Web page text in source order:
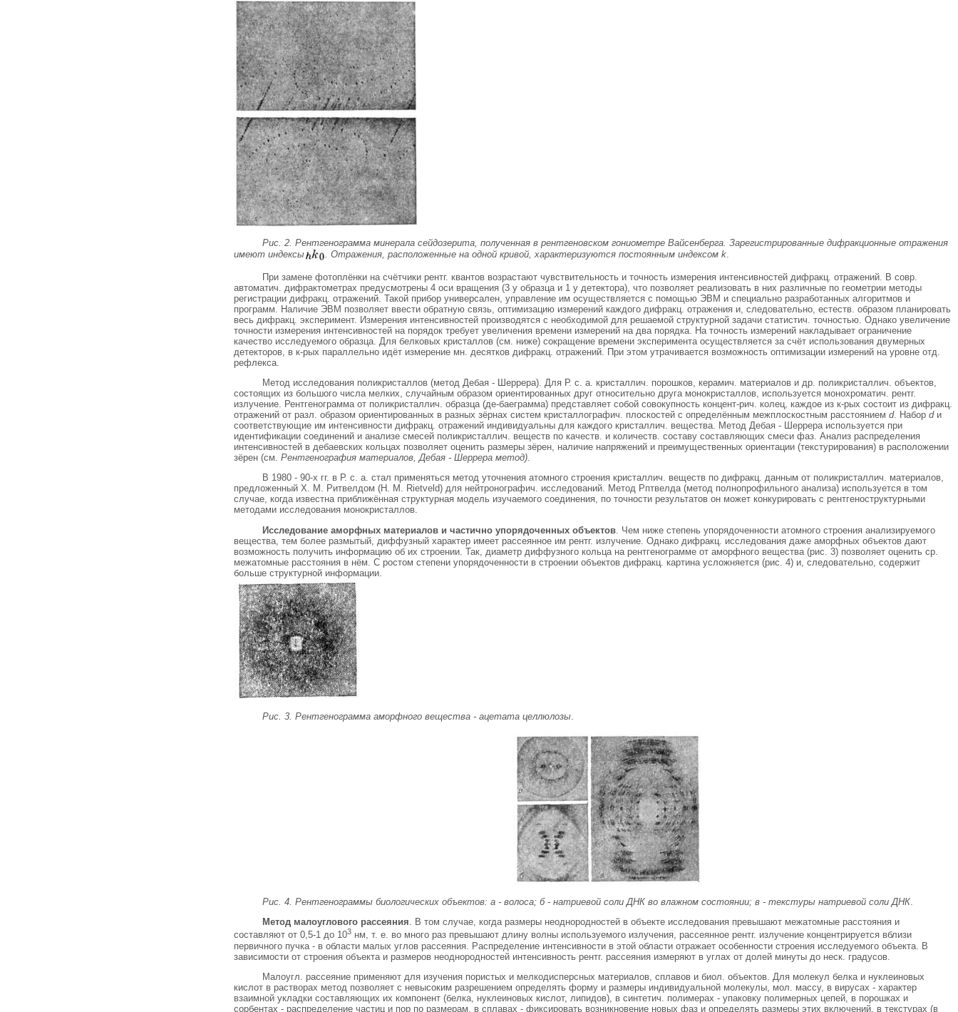
Рис. 2. Рентгенограмма минерала сейдозерита, полученная в рентгеновском гониометре Вайсенберга. Зарегистрированные дифракционные отражения
имеют индексы
. Отражения, расположенные на одной кривой, характеризуются постоянным индексом k.
При замене фотоплёнки на счётчики рентг. квантов возрастают чувствительность и точность измерения интенсивностей дифракц. отражений. В совр.
автоматич. дифрактометрах предусмотрены 4 оси вращения (3 у образца и 1 у детектора), что позволяет реализовать в них различные по геометрии методы
регистрации дифракц. отражений. Такой прибор универсален, управление им осуществляется с помощью ЭВМ и специально разработанных алгоритмов и
программ. Наличие ЭВМ позволяет ввести обратную связь, оптимизацию измерений каждого дифракц. отражения и, следовательно, естеств. образом планировать
весь дифракц. эксперимент. Измерения интенсивностей производятся с необходимой для решаемой структурной задачи статистич. точностью. Однако увеличение
точности измерения интенсивностей на порядок требует увеличения времени измерений на два порядка. На точность измерений накладывает ограничение
качество исследуемого образца. Для белковых кристаллов (см. ниже) сокращение времени эксперимента осуществляется за счёт использования двумерных
детекторов, в к-рых параллельно идёт измерение мн. десятков дифракц. отражений. При этом утрачивается возможность оптимизации измерений на уровне отд.
рефлекса.
Метод исследования поликристаллов (метод Дебая - Шеррера). Для Р. с. а. кристаллич. порошков, керамич. материалов и др. поликристаллич. объектов,
состоящих из большого числа мелких, случайным образом ориентированных друг относительно друга монокристаллов, используется монохроматич. рентг.
излучение. Рентгенограмма от поликристаллич. образца (де-баеграмма) представляет собой совокупность концент-рич. колец, каждое из к-рых состоит из дифракц.
отражений от разл. образом ориентированных в разных зёрнах систем кристаллографич. плоскостей с определённым межплоскостным расстоянием d. Набор dи
соответствующие им интенсивности дифракц. отражений индивидуальны для каждого кристаллич. вещества. Метод Дебая - Шеррера используется при
идентификации соединений и анализе смесей поликристаллич. веществ по качеств. и количеств. составу составляющих смеси фаз. Анализ распределения
интенсивностей в дебаевских кольцах позволяет оценить размеры зёрен, наличие напряжений и преимущественных ориентации (текстурирования) в расположении
зёрен (см. Рентгенография материалов, Дебая - Шеррера метод).
В 1980 - 90-х гг. в Р. с. а. стал применяться метод уточнения атомного строения кристаллич. веществ по дифракц. данным от поликристаллич. материалов,
предложенный X. М. Ритвелдом (Н. М. Rietveld) для нейтронографич. исследований. Метод Рптвелда (метод полнопрофильного анализа) используется в том
случае, когда известна приближённая структурная модель изучаемого соединения, по точности результатов он может конкурировать с рентгеноструктурными
методами исследования монокристаллов.
Исследование аморфных материалов и частично упорядоченных объектов . Чем ниже степень упорядоченности атомного строения анализируемого
вещества, тем более размытый, диффузный характер имеет рассеянное им рентг. излучение. Однако дифракц. исследования даже аморфных объектов дают
возможность получить информацию об их строении. Так, диаметр диффузного кольца на рентгенограмме от аморфного вещества (рис. 3) позволяет оценить ср.
межатомные расстояния в нём. С ростом степени упорядоченности в строении объектов дифракц. картина усложняется (рис. 4) и, следовательно, содержит
больше структурной информации.
Рис. 3. Рентгенограмма аморфного вещества - ацетата целлюлозы.
Рис. 4. Рентгенограммы биологических объектов: а - волоса; б - натриевой соли ДНК во влажном состоянии; в - текстуры натриевой соли ДНК
Метод малоуглового рассеяния. В том случае, когда размеры неоднородностей в объекте исследования превышают межатомные расстояния и
составляют от 0,5-1 до 103 нм, т. е. во много раз превышают длину волны используемого излучения, рассеянное рентг. излучение концентрируется вблизи
первичного пучка - в области малых углов рассеяния. Распределение интенсивности в этой области отражает особенности строения исследуемого объекта. В
зависимости от строения объекта и размеров неоднородностей интенсивность рентг. рассеяния измеряют в углах от долей минуты до неск. градусов.
Малоугл. рассеяние применяют для изучения пористых и мелкодисперсных материалов, сплавов и биол. объектов. Для молекул белка и нуклеиновых
кислот в растворах метод позволяет с невысоким разрешением определять форму и размеры индивидуальной молекулы, мол. массу, в вирусах - характер
взаимной укладки составляющих их компонент (белка, нуклеиновых кислот, липидов), в синтетич. полимерах - упаковку полимерных цепей, в порошках и
сорбентах - распределение частиц и пор по размерам, в сплавах - фиксировать возникновение новых фаз и определять размеры этих включений, в текстурах (в